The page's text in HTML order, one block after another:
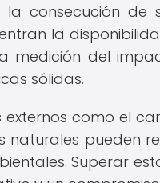
la consecución de
la
medición del
sólidas.
externos como el
naturales pueden
Superar